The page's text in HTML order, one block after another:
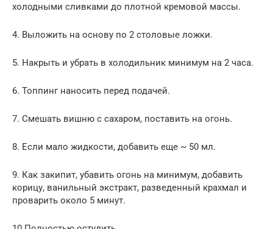
холодными сливками до плотной кремовой массы.
4. Выложить на основу по 2 столовые ложки.
5. Накрыть и убрать в холодильник минимум на 2 часа.
6. Топпинг наносить перед подачей.
7. Смешать вишню с сахаром, поставить на огонь.
8. Если мало жидкости, добавить еще ~ 50 мл.
9. Как закипит, убавить огонь на минимум, добавить
корицу, ванильный экстракт, разведенный крахмал и
проварить около 5 минут.